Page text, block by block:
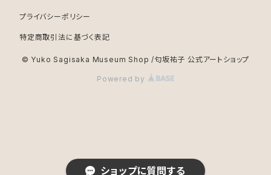
ショップに質問する
プライバシーポリシー
特定商取引法に基づく表記
© Yuko Sagisaka Museum Shop /匂坂祐子 公式アートショップ
Powered by